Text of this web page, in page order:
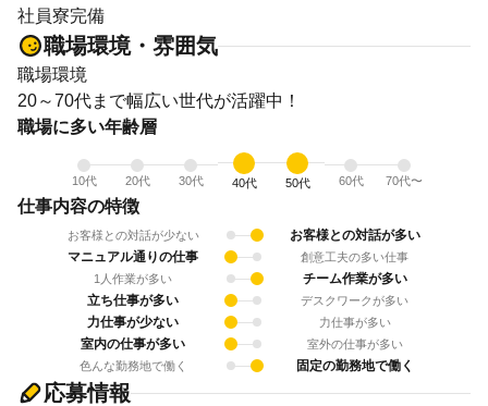
社員寮完備
職場環境・雰囲気
職場環境
20～70代まで幅広い世代が活躍中！
職場に多い年齢層
10代 20代 30代 40代 50代 60代 70代〜
仕事内容の特徴
お客様との対話が少ない
お客様との対話が多い
マニュアル通りの仕事
創意工夫の多い仕事
1人作業が多い
チーム作業が多い
立ち仕事が多い
デスクワークが多い
力仕事が少ない 力仕事が多い
室内の仕事が多い
室外の仕事が多い
色んな勤務地で働く
固定の勤務地で働く
応募情報